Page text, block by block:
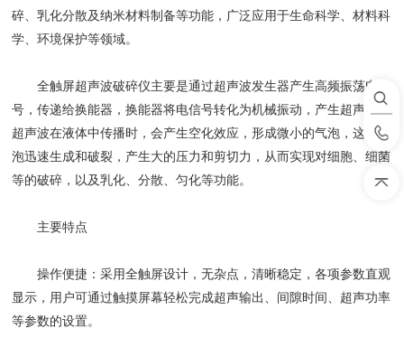
碎、乳化分散及纳米材料制备等功能，广泛应用于生命科学、材料科
学、环境保护等领域。
全触屏超声波破碎仪主要是通过超声波发生器产生高频振荡电信
号，传递给换能器，换能器将电信号转化为机械振动，产生超声波，
超声波在液体中传播时，会产生空化效应，形成微小的气泡，这些气
泡迅速生成和破裂，产生大的压力和剪切力，从而实现对细胞、细菌
等的破碎，以及乳化、分散、匀化等功能。
主要特点
操作便捷：采用全触屏设计，无杂点，清晰稳定，各项参数直观
显示，用户可通过触摸屏幕轻松完成超声输出、间隙时间、超声功率
等参数的设置。